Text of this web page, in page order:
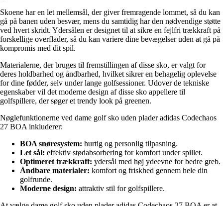
Skoene har en let mellemsål, der giver fremragende lommet, så du kan
gå på banen uden besvær, mens du samtidig har den nødvendige støtte
ved hvert skridt. Ydersålen er designet til at sikre en fejlfri trækkraft på
forskellige overflader, så du kan variere dine bevægelser uden at gå på
kompromis med dit spil.
Materialerne, der bruges til fremstillingen af disse sko, er valgt for
deres holdbarhed og åndbarhed, hvilket sikrer en behagelig oplevelse
for dine fødder, selv under lange golfsessioner. Udover de tekniske
egenskaber vil det moderne design af disse sko appellere til
golfspillere, der søger et trendy look på greenen.
Nøglefunktionerne ved dame golf sko uden plader adidas Codechaos
27 BOA inkluderer:
BOA snøresystem: hurtig og personlig tilpasning.
Let sål: effektiv stødabsorbering for komfort under spillet.
Optimeret trækkraft: ydersål med høj ydeevne for bedre greb.
Åndbare materialer: komfort og friskhed gennem hele din
golfrunde.
Moderne design: attraktiv stil for golfspillere.